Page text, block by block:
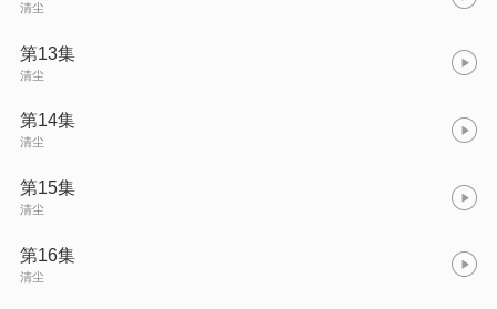
清尘
第13集
清尘
第14集
清尘
第15集
清尘
第16集
清尘